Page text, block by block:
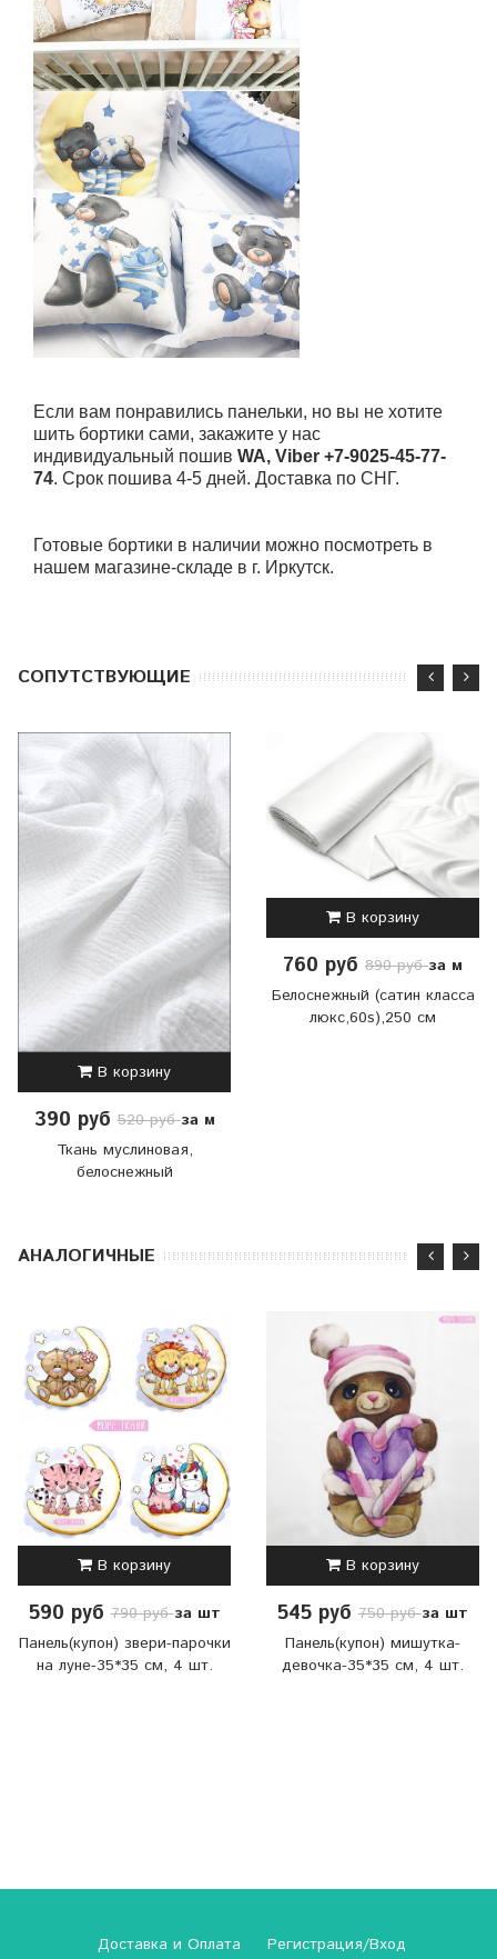
Если вам понравились панельки, но вы не хотите
шить бортики сами, закажите у нас
индивидуальный пошив WA, Viber +7-9025-45-77-
74. Срок пошива 4-5 дней. Доставка по СНГ.
Готовые бортики в наличии можно посмотреть в
нашем магазине-складе в г. Иркутск.
CОПУТСТВУЮЩИЕ
В корзину
390 руб520 рубза м
Ткань муслиновая,
белоснежный
В корзину
760 руб 890 рубза м
Белоснежный (сатин класса
люкс,60s),250 см
АНАЛОГИЧНЫЕ
В корзину
590 руб790 рубза шт
Панель(купон) звери-парочки
на луне-35*35 см, 4 шт.
В корзину
545 руб 750 рубза шт
Панель(купон) мишутка-
девочка-35*35 см, 4 шт.
Доставка и Оплата Регистрация/Вход